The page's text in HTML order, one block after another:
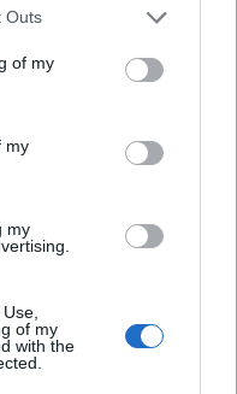
Outs
of my
my
my
of my
with the
de aluminio a ver que
gustan las de el exeo en